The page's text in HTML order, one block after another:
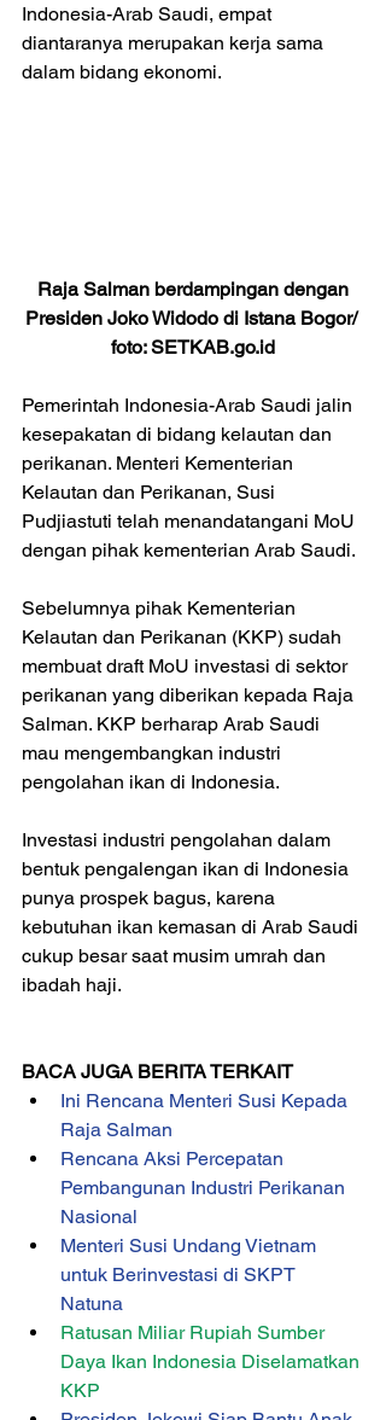
Indonesia-Arab Saudi, empat
diantaranya merupakan kerja sama
dalam bidang ekonomi.
Raja Salman berdampingan dengan
Presiden Joko Widodo di Istana Bogor/
foto: SETKAB.go.id
Pemerintah Indonesia-Arab Saudi jalin
kesepakatan di bidang kelautan dan
perikanan. Menteri Kementerian
Kelautan dan Perikanan, Susi
Pudjiastuti telah menandatangani MoU
dengan pihak kementerian Arab Saudi.
Sebelumnya pihak Kementerian
Kelautan dan Perikanan (KKP) sudah
membuat draft MoU investasi di sektor
perikanan yang diberikan kepada Raja
Salman. KKP berharap Arab Saudi
mau mengembangkan industri
pengolahan ikan di Indonesia.
Investasi industri pengolahan dalam
bentuk pengalengan ikan di Indonesia
punya prospek bagus, karena
kebutuhan ikan kemasan di Arab Saudi
cukup besar saat musim umrah dan
ibadah haji.
BACA JUGA BERITA TERKAIT
Ini Rencana Menteri Susi Kepada
Raja Salman
Rencana Aksi Percepatan
Pembangunan Industri Perikanan
Nasional
Menteri Susi Undang Vietnam
untuk Berinvestasi di SKPT
Natuna
Ratusan Miliar Rupiah Sumber
Daya Ikan Indonesia Diselamatkan
KKP